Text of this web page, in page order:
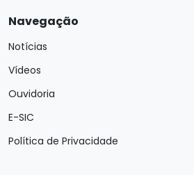
Navegação
Notícias
Vídeos
Ouvidoria
E-SIC
Política de Privacidade